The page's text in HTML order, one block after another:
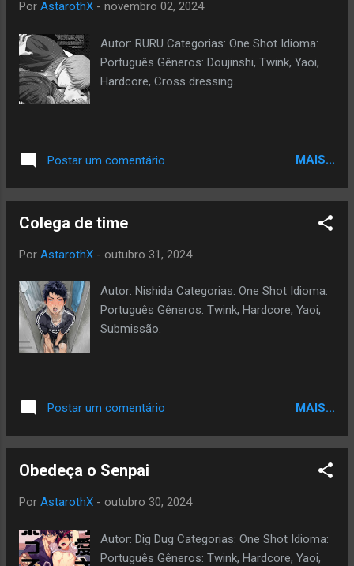
Por AstarothX - novembro 02, 2024
Autor: RURU Categorias: One Shot Idioma:
Português Gêneros: Doujinshi, Twink, Yaoi,
Hardcore, Cross dressing.
Postar um comentário MAIS...
Colega de time
Por AstarothX - outubro 31, 2024
Autor: Nishida Categorias: One Shot Idioma:
Português Gêneros: Twink, Hardcore, Yaoi,
Submissão.
Postar um comentário MAIS...
Obedeça o Senpai
Por AstarothX - outubro 30, 2024
Autor: Dig Dug Categorias: One Shot Idioma:
Português Gêneros: Twink, Hardcore, Yaoi,